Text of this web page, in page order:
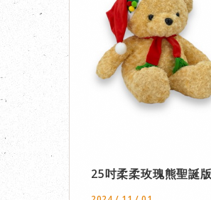
25吋柔柔玫瑰熊聖誕版